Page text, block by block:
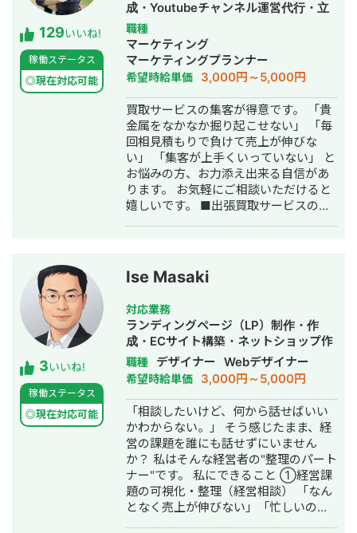
ガイドライン、薬機法にも対応した知
見もあり安全性にも対応しておりま
す。 ■実績■ ・某美容系ビックワード
で圏外→10位以内（半年） ・美容施術
系ビッグワード 2位 ・新規患者数PV
が3ヶ月で２倍 ・半年で新規患者数が
1.5倍！
129いいね!
稼働ステータス
◎現在対応可能
成・Youtubeチャンネル運営代行・立
ち上げ・SEO対策・SNS運用代行・記
事作成代行・ライティング・ホームペ
ージ制作・作成・リスティング広告運
用代行・オウンドメディア制作・構
築・運用代行
職種
マーケティング
マーケティングプランナー
希望時給単価 3,000円～5,000円
買取サービスの集客が得意です。 「貴
金属をなかなか掘り起こせない」 「毎
回相見積もりで負けて売上が伸びな
い」 「集客が上手くいっていない」 と
お悩みの方、お力添え出来る自信があ
ります。 お気軽にご相談いただけると
嬉しいです。 ■出張買取サービスの集
ケ支援会社（当時社員7名）にインター
ンとして参画し、案件獲得に向けた自
社集客（SEO・Web広告運用・LP制
作・YouTubeチャンネル運用・メール
マーケティング等）を担当。 2022年3
月 名古屋大学理学部数学科卒。 2022
年4月〜 Webマーケ会社勤務。人材
系クライアントを主に担当。 2024年11
月 これまでの経験を活かして独立し、
株式会社プラマーケを設立。 ホームペ
ージ：https://plumarke.co.jp/ ■実績
（※一部抜粋） #広告運用 ・出張買取
サービスにて、ROAS350%など、好調
な事例が複数あり。 ・StockSun営業
代行サービス「カリトルくん」、
StockSunサロンの広告運用を担当。
・ベンチャー企業~大手企業のWebマ
3いいね!
稼働ステータス
◎現在対応可能
Ise Masaki
対応業務
ランディングページ（LP）制作・作
成・ECサイト構築・ネットショップ作
成代行・SEO対策・SNS運用代行・事
務代行・バナー制作・デザイン・ロゴ
デザイン・作成・動画制作・動画編
集・AI活用
職種 デザイナー Webデザイナー
希望時給単価 3,000円～5,000円
「相談したいけど、何から話せばいい
かわからない。」 そう感じたまま、経
営の課題を誰にも話せずにいません
か？ 私はそんな経営者の"整理のパート
ナー"です。 私にできること ①経営課
題の可視化・整理（経営相談） 「なん
となく売上が伸びない」「忙しいのに